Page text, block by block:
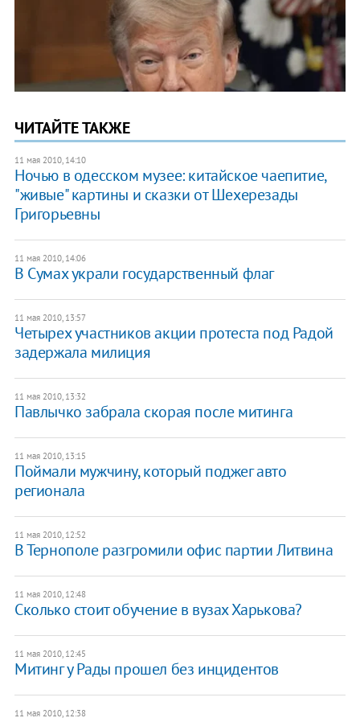
ЧИТАЙТЕ ТАКЖЕ
11 мая 2010, 14:10
Ночью в одесском музее: китайское чаепитие,
"живые" картины и сказки от Шехерезады
Григорьевны
11 мая 2010, 14:06
В Сумах украли государственный флаг
11 мая 2010, 13:57
Четырех участников акции протеста под Радой
задержала милиция
11 мая 2010, 13:32
Павлычко забрала скорая после митинга
11 мая 2010, 13:15
Поймали мужчину, который поджег авто
регионала
11 мая 2010, 12:52
В Тернополе разгромили офис партии Литвина
11 мая 2010, 12:48
Сколько стоит обучение в вузах Харькова?
11 мая 2010, 12:45
Митинг у Рады прошел без инцидентов
11 мая 2010, 12:38